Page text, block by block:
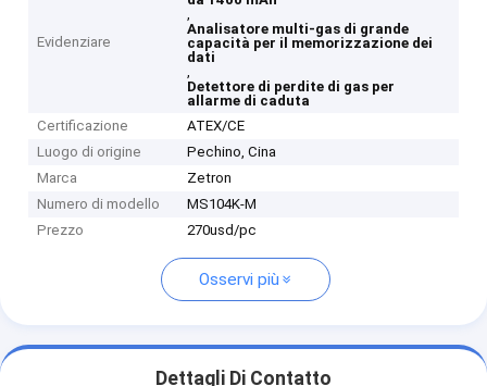
Evidenziare
,
Analisatore multi-gas di grande
capacità per il memorizzazione dei
dati
,
Detettore di perdite di gas per
allarme di caduta
Certificazione
ATEX/CE
Luogo di origine
Pechino, Cina
Marca
Zetron
Numero di modello
MS104K-M
Prezzo
270usd/pc
Osservi più
Dettagli Di Contatto